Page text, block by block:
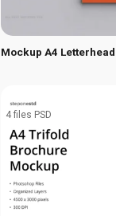
Mockup A4
4 files PSD